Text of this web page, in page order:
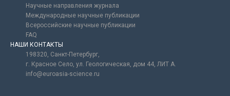
Научные направления журнала
Международные научные публикации
Всероссийские научные публикации
FAQ
НАШИ КОНТАКТЫ
198320, Санкт-Петербург,
г. Красное Село, ул. Геологическая, дом 44, ЛИТ А.
info@euroasia-science.ru